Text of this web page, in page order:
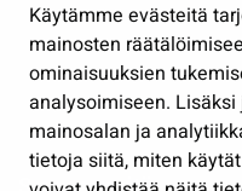
Käytämme evästeitä
mainosten
ominaisuuksien
analysoimiseen.
mainosalan ja
tietoja siitä, miten
Työ ja yrittäminen
Osallistu ja asioi
Näytä omat
Seuraa meitä